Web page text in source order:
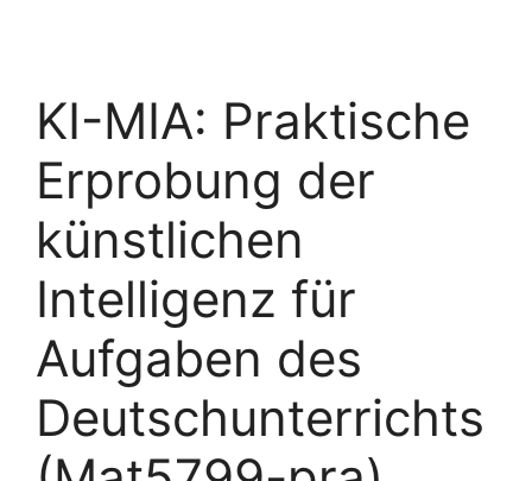
KI-MIA: Praktische
Erprobung der
künstlichen
Intelligenz für
Aufgaben des
Deutschunterrichts